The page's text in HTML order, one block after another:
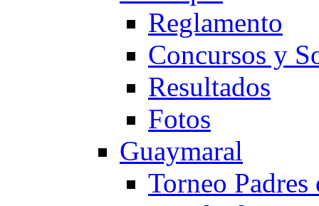
Reglamento
Concursos y
Resultados
Fotos
Guaymaral
Torneo